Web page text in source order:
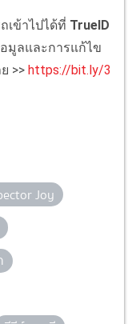
เข้าไปได้ที่ TrueID
มูลและการแก้ไข
>> https://bit.ly/3
Joy